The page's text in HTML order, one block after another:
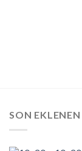
SON EKLENEN